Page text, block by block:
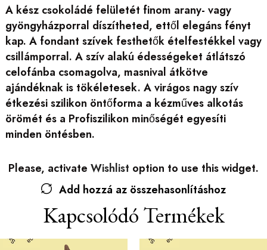
A kész csokoládé felületét finom arany- vagy
gyöngyházporral díszítheted, ettől elegáns fényt
kap. A fondant szívek festhetők ételfestékkel vagy
csillámporral. A szív alakú édességeket átlátszó
celofánba csomagolva, masnival átkötve
ajándéknak is tökéletesek. A virágos nagy szív
étkezési szilikon öntőforma a kézműves alkotás
örömét és a Profiszilikon minőségét egyesíti
minden öntésben.
Please, activate Wishlist option to use this widget.
Add hozzá az összehasonlításhoz
Kapcsolódó Termékek